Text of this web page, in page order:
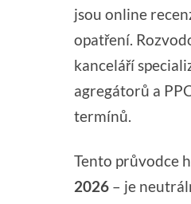
jsou online
opatření.
kanceláří
agregátorů a
termínů.
Tento průvodce
2026 – je